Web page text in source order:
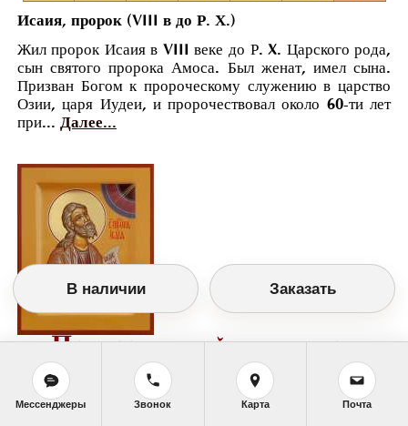
Исаия, пророк (VIII в до Р. Х.)
Жил пророк Исаия в VIII веке до Р. X. Царского рода,
сын святого пророка Амоса. Был женат, имел сына.
Призван Богом к пророческому служению в царство
Озии, царя Иудеи, и пророчествовал около 60-ти лет
при... Далее...
Православный календарь
<<Понедельник, 22 Мая (9 Мая по старому
стилю)
>>
В наличии Заказать
Мессенджеры Звонок Карта Почта